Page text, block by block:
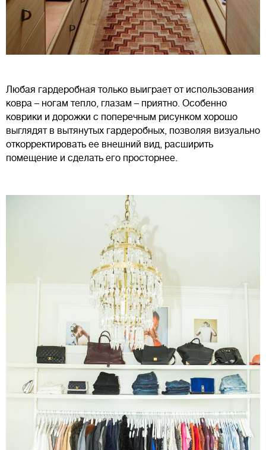
Любая гардеробная только выиграет от использования
ковра – ногам тепло, глазам – приятно. Особенно
коврики и дорожки с поперечным рисунком хорошо
выглядят в вытянутых гардеробных, позволяя визуально
откорректировать ее внешний вид, расширить
помещение и сделать его просторнее.